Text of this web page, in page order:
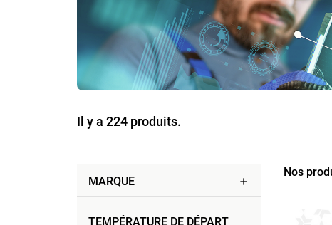
Il y a 224 produits.
MARQUE add
TEMPÉRATURE DE DÉPART
Nos